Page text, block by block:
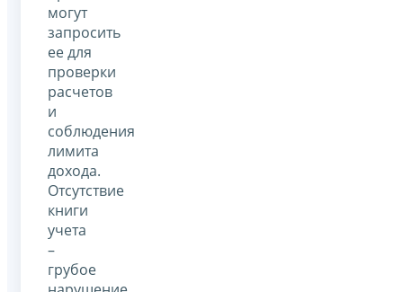
могут
запросить
ее для
проверки
расчетов
и
соблюдения
лимита
дохода.
Отсутствие
книги
учета
–
грубое